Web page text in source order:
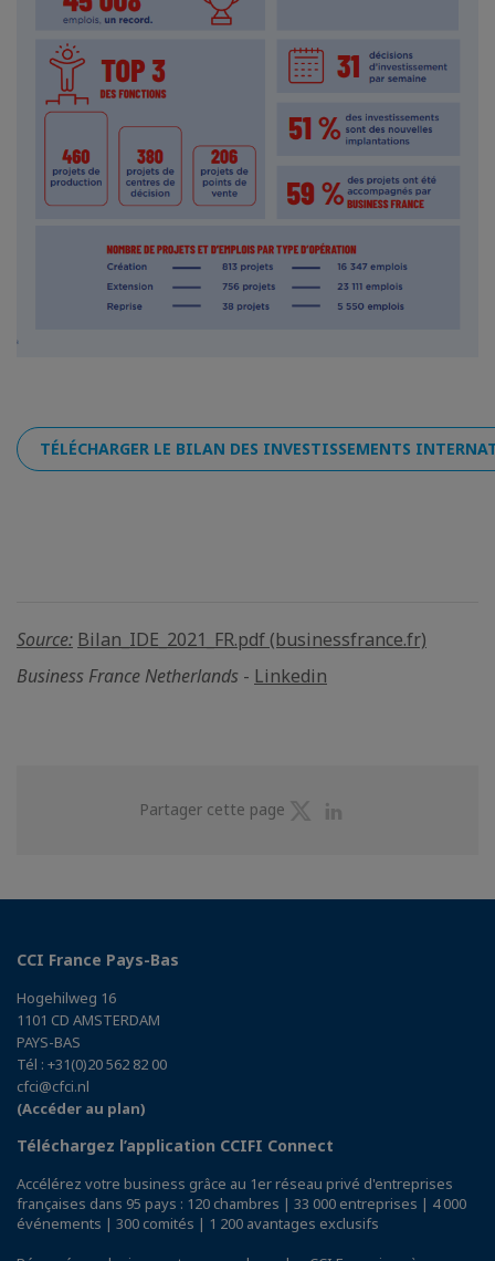
TÉLÉCHARGER LE BILAN DES INVESTISSEMENTS
Source: Bilan_IDE_2021_FR.pdf (businessfrance.fr)
Business France Netherlands - Linkedin
Partager cette page
Partager
CCI France Pays-Bas
Hogehilweg 16
1101 CD AMSTERDAM
PAYS-BAS
Tél : +31(0)20 562 82 00
cfci@cfci.nl
(Accéder au plan)
Téléchargez l’application CCIFI Connect
Accélérez votre business grâce au 1er réseau privé d'entreprises
françaises dans 95 pays : 120 chambres | 33 000 entreprises | 4 000
événements | 300 comités | 1 200 avantages exclusifs